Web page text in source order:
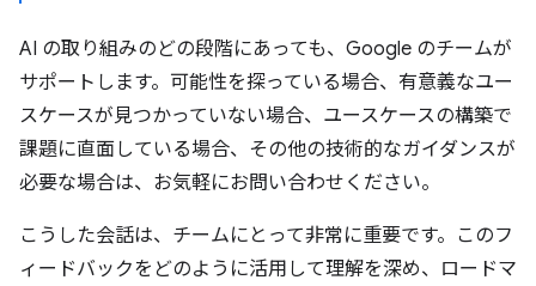
AI の取り組みのどの段階にあっても、Google のチームが
サポートします。可能性を探っている場合、有意義なユー
スケースが見つかっていない場合、ユースケースの構築で
課題に直面している場合、その他の技術的なガイダンスが
必要な場合は、お気軽にお問い合わせください。
こうした会話は、チームにとって非常に重要です。このフ
ィードバックをどのように活用して理解を深め、ロードマ